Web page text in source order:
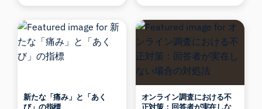
新たな「痛み」と「あく
オンライン調査における不